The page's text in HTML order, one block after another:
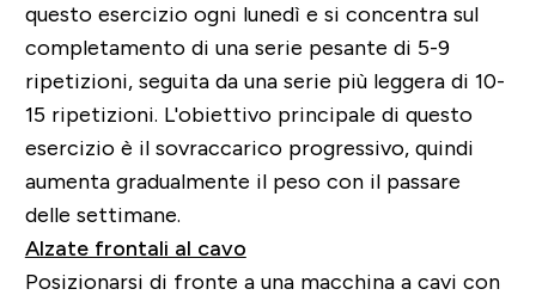
questo esercizio ogni lunedì e si concentra sul
completamento di una serie pesante di 5-9
ripetizioni, seguita da una serie più leggera di 10-
15 ripetizioni. L'obiettivo principale di questo
esercizio è il sovraccarico progressivo, quindi
aumenta gradualmente il peso con il passare
delle settimane.
Alzate frontali al cavo
Posizionarsi di fronte a una macchina a cavi con